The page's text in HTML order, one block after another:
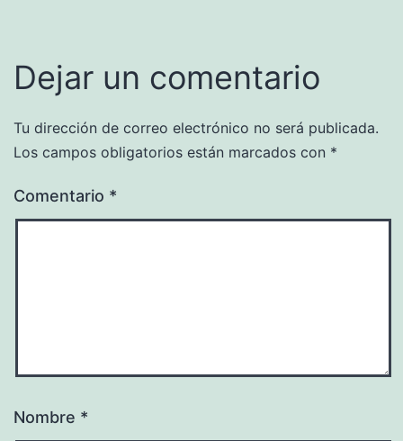
Dejar un comentario
Tu dirección de correo electrónico no será publicada.
Los campos obligatorios están marcados con *
Comentario *
Nombre *